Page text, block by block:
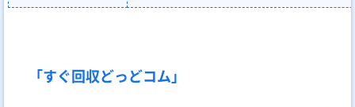
「すぐ回収どっどコム」